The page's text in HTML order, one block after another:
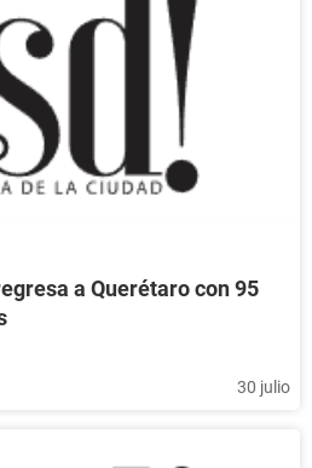
a Querétaro con 95
30 julio